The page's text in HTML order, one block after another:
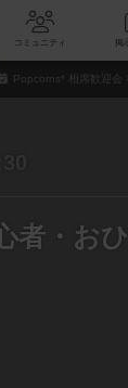
ゲーム会 コミュニ
Popcorns* 相席歓迎会
・お